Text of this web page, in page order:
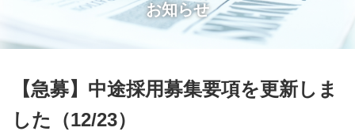
お知らせ
【急募】中途採用募集要項を更新しま
した（12/23）